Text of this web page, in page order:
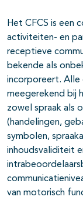
Het CFCS is een
activiteiten- en
receptieve
bekende als
incorporeert. Alle
meegerekend bij
zowel spraak als
(handelingen,
symbolen,
inhoudsvaliditeit
van motorisch